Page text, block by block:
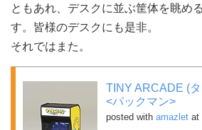
ともあれ、デスクに並ぶ筐体を眺め
す。皆様のデスクにも是非。
それではまた。
TINY ARCADE (
<パックマン>
posted with amazlet at